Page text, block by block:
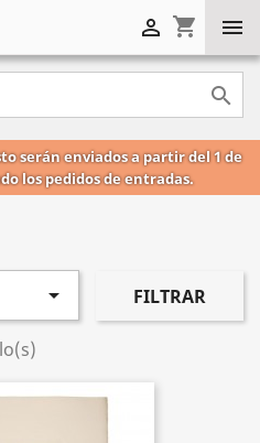

shopping_cart


serán enviados a partir del 1 de
los pedidos de entradas.
 FILTRAR